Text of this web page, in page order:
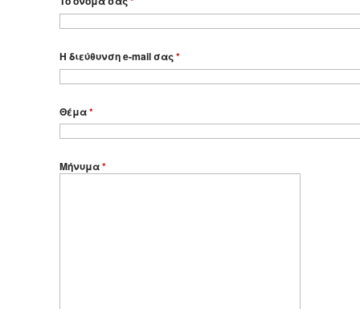
Η διεύθυνση e-mail σας*
Θέμα*
Μήνυμα*